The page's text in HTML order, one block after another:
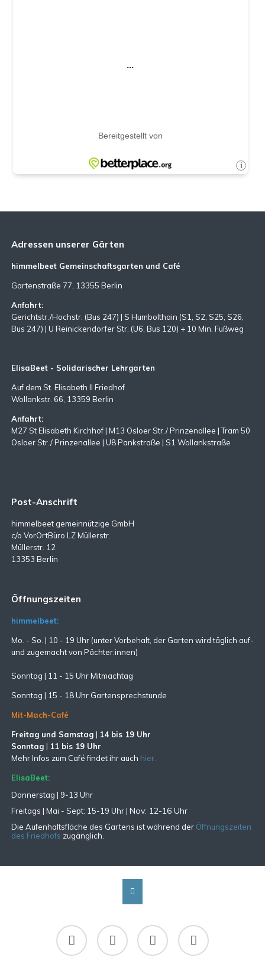
Adressen unserer Gärten
himmelbeet Gemeinschaftsgarten und Café
Gartenstraße 77, 13355 Berlin
Anfahrt:
Gerichtstr./Hochstr. (Bus 247) | S Humbolthain (S1, S2, S25, S26,
Bus 247) | U Reinickendorfer Str. (U6, Bus 120) + 10 Min. Fußweg
ElisaBeet - Solidarischer Lehrgarten
Auf dem St. Elisabeth II Friedhof
Wollankstr. 66, 13359 Berlin
Anfahrt:
M27 St Elisabeth Kirchhof | M13 Osloer Str./ Prinzenallee | Tram 50
Osloer Str./ Prinzenallee | U8 Pankstraße | S1 Wollankstraße
Post-Anschrift
himmelbeet gemeinnützige GmbH
c/o VorOrtBüro LZ Müllerstr.
Müllerstr. 12
13353 Berlin
Öffnungszeiten
himmelbeet:
Mo. - So. | 10 - 19 Uhr (unter Vorbehalt, der Garten wird täglich auf-
und zugemachtvon Pächter:innen)
Sonntag | 11 - 15 Uhr Mitmachtag
Sonntag | 15 - 18 Uhr Gartensprechstunde
Mit-Mach-Café
Freitag und Samstag | 14 bis 19 Uhr
Sonntag | 11 bis 19 Uhr
Mehr Infos zum Café findet ihr auch hier.
ElisaBeet:
Donnerstag | 9-13 Uhr
Freitags | Mai - Sept: 15-19 Uhr | Nov: 12-16 Uhr
Die Aufenhaltsfläche des Gartens ist während derÖffnungszeiten
des Friedhofs zugänglich.